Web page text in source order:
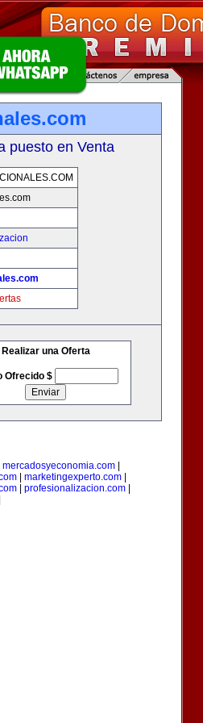
puesto en Venta
Realizar una Oferta
Ofrecido $
mercadosyeconomia.com|
| marketingexperto.com|
| profesionalizacion.com|